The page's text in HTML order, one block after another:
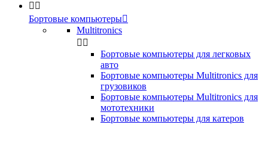
 
Бортовые компьютеры
Multitronics
 
Бортовые компьютеры для легковых
авто
Бортовые компьютеры Multitronics для
грузовиков
Бортовые компьютеры Multitronics для
мототехники
Бортовые компьютеры для катеров